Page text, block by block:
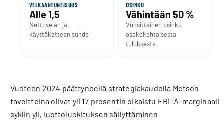
VELKAANTUNEISUUS
Alle 1,5
Nettovelan ja
käyttökatteen suhde
OSINKO
Vähintään 50 %
Vuosittainen osinko
osakekohtaisesta
tuloksesta
Vuoteen 2024 päättyneellä strategiakaudella Metson
tavoitteina olivat yli 17 prosentin oikaistu EBITA-marginaali
syklin yli, luottoluokituksen säilyttäminen